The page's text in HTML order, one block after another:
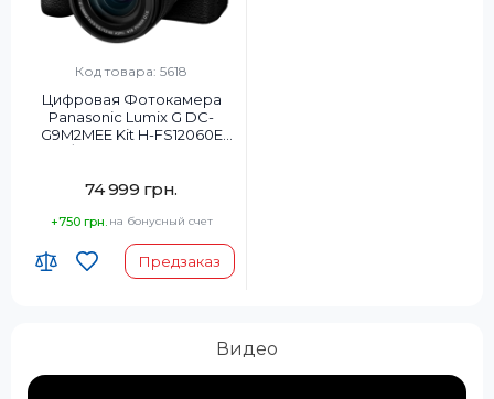
Код товара: 5618
Цифровая Фотокамера
Panasonic Lumix G DC-
G9M2MEE Kit H-FS12060E
74 999 грн.
+750 грн. на бонусный счет
Предзаказ
Видео